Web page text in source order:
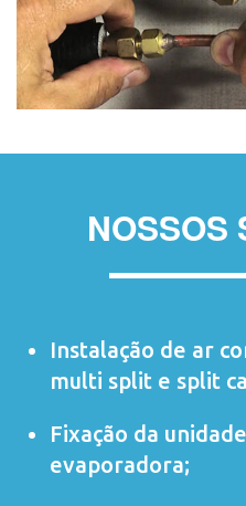
NOSSOS
Instalação de ar
multi split e split
Fixação da
evaporadora;